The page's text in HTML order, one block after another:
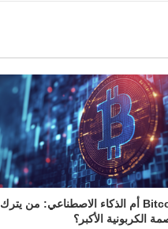
Bitcoin أم الذكاء الاصطناعي: من يترك
الكربونية الأكبر؟